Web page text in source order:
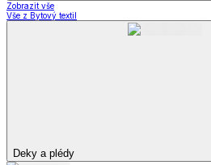
Zobrazit vše
Vše z Bytový textil
Deky a plédy